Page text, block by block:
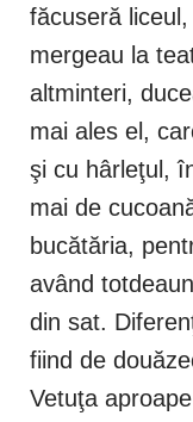
făcuseră
mergeau la
altminteri,
mai ales el,
şi cu hârleţul,
mai de
bucătăria,
având
din sat.
fiind de
Vetuţa